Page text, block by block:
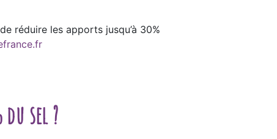
réduire les apports jusqu’à 30%
sel ?